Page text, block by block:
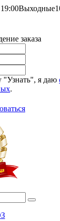
Выходные
заказа
"Узнать", я даю
.